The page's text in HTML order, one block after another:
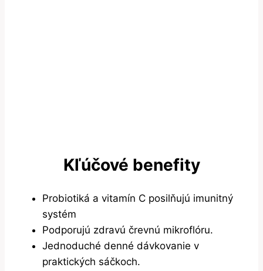
Kľúčové benefity
Probiotiká a vitamín C posilňujú imunitný
systém
Podporujú zdravú črevnú mikroflóru.
Jednoduché denné dávkovanie v
praktických sáčkoch.